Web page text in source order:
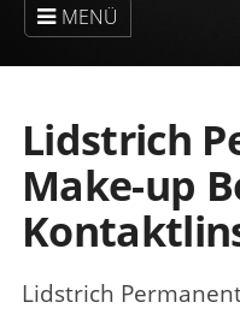
MENÜ
Lidstrich
Make-up
Lidstrich